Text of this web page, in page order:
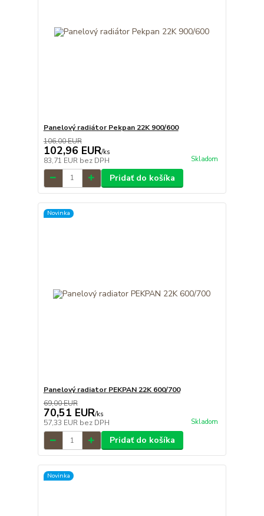
Panelový radiátor Pekpan 22K 900/600
106,00 EUR
102,96 EUR/ks
83,71 EUR bez DPH Skladom
Pridať do košíka
Novinka
Panelový radiator PEKPAN 22K 600/700
69,00 EUR
70,51 EUR/ks
57,33 EUR bez DPH Skladom
Pridať do košíka
Novinka